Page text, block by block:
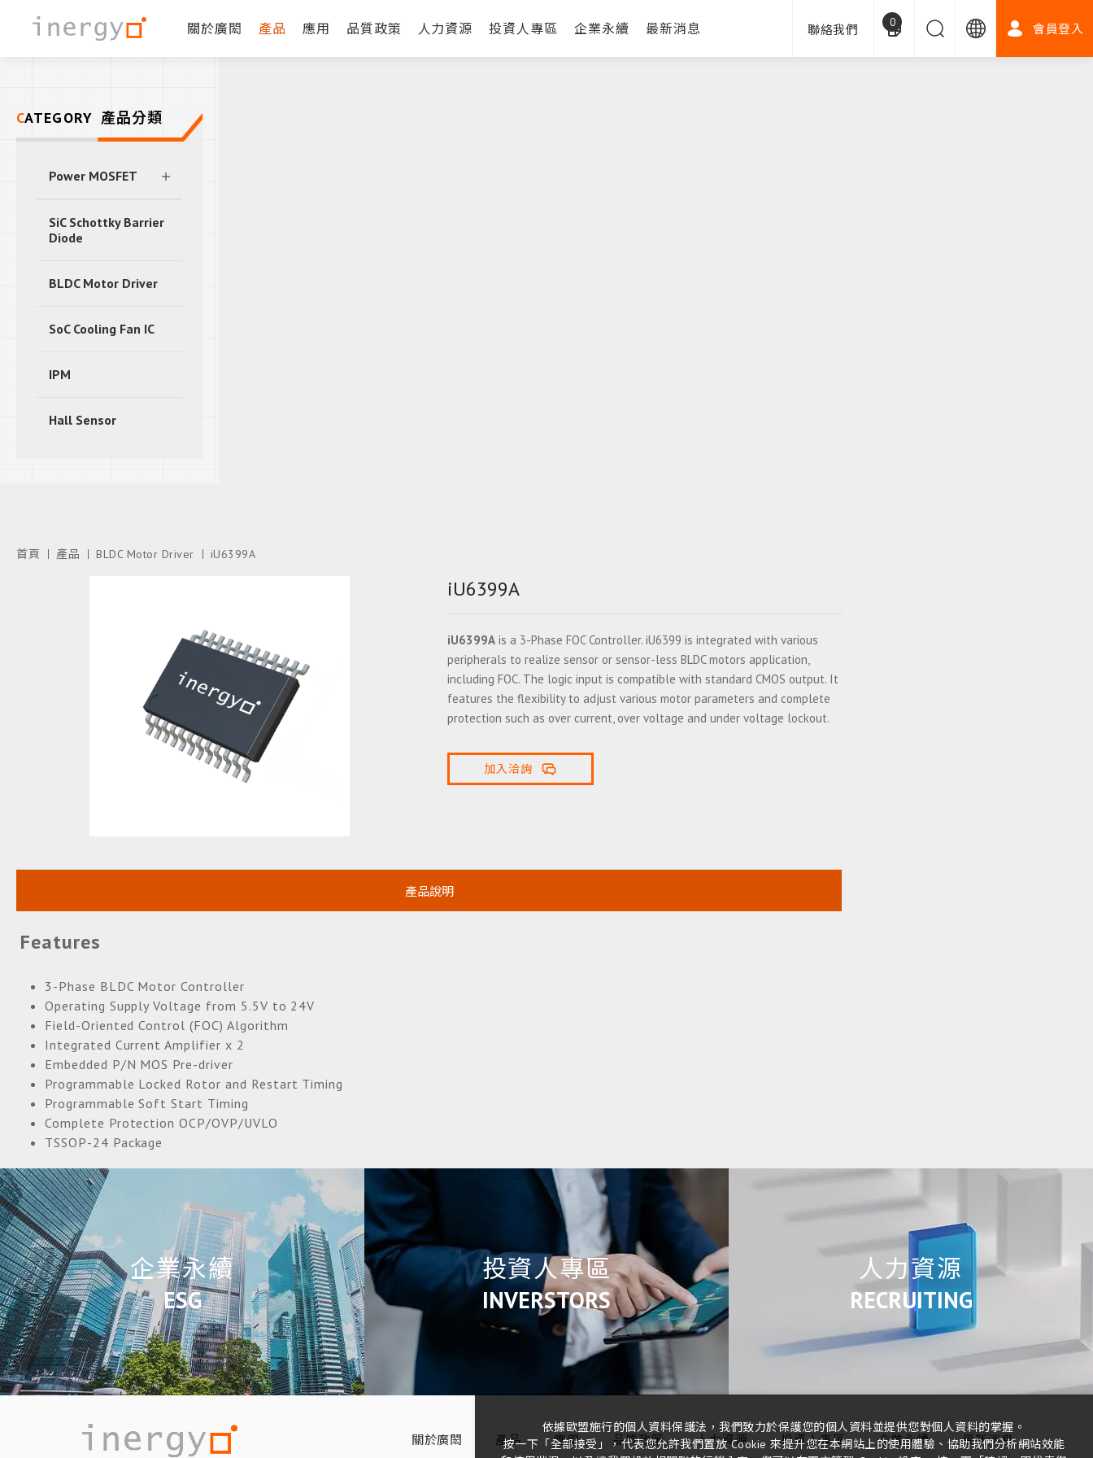
關於廣閎 產品 應用 品質政策 人力資源 投資人專區 企業永續 最新消息 聯絡我們 0 會員登入
CATEGORY 產品分類
Power MOSFET
SiC Schottky Barrier
Diode
BLDC Motor Driver
SoC Cooling Fan IC
IPM
Hall Sensor
首頁 產品 BLDC Motor Driver iU6399A
iU6399A
iU6399A is a 3-Phase FOC Controller. iU6399 is integrated with various
peripherals to realize sensor or sensor-less BLDC motors application,
including FOC. The logic input is compatible with standard CMOS output. It
features the flexibility to adjust various motor parameters and complete
protection such as over current, over voltage and under voltage lockout.
加入洽詢
產品說明
Features
3-Phase BLDC Motor Controller
Operating Supply Voltage from 5.5V to 24V
Field-Oriented Control (FOC) Algorithm
Integrated Current Amplifier x 2
Embedded P/N MOS Pre-driver
Programmable Locked Rotor and Restart Timing
Programmable Soft Start Timing
Complete Protection OCP/OVP/UVLO
TSSOP-24 Package
企業永續
ESG
投資人專區
INVERSTORS
人力資源
RECRUITING
關於廣閎 產品 應用 品質政策 人力資源 投資人專區 企業永續 最新消息
依據歐盟施行的個人資料保護法，我們致力於保護您的個人資料並提供您對個人資料的掌握。
按一下「全部接受」，代表您允許我們置放 Cookie 來提升您在本網站上的使用體驗、協助我們分析網站效能